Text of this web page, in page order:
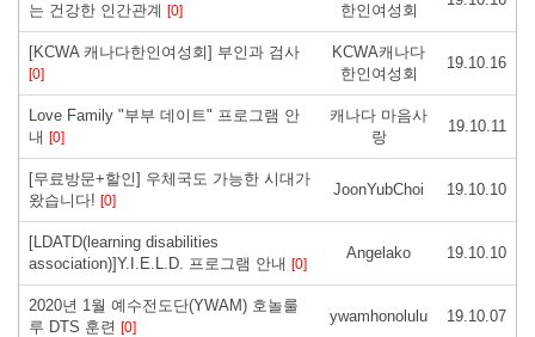
는 건강한 인간관계 [0] 한인여성회
[KCWA 캐나다한인여성회] 부인과 검사
[0]
KCWA캐나다
한인여성회
19.10.16
Love Family "부부 데이트" 프로그램 안
내 [0]
캐나다 마음사
랑
19.10.11
[무료방문+할인] 우체국도 가능한 시대가
왔습니다! [0]
JoonYubChoi 19.10.10
[LDATD(learning disabilities
association)]Y.I.E.L.D. 프로그램 안내 [0]
Angelako 19.10.10
2020년 1월 예수전도단(YWAM) 호놀룰
루 DTS 훈련 [0]
ywamhonolulu 19.10.07